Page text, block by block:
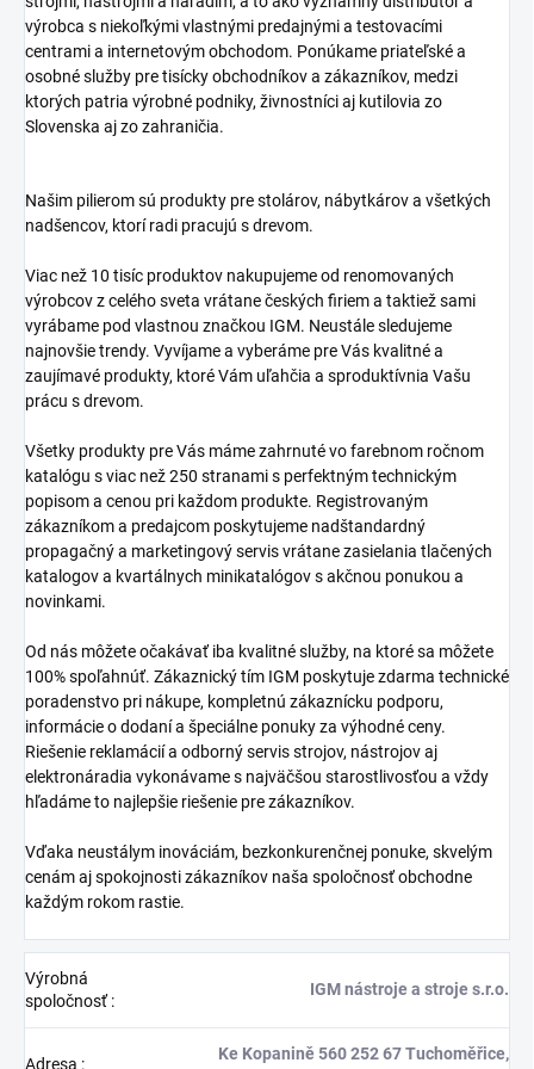
výrobca s niekoľkými vlastnými predajnými a testovacími
centrami a internetovým obchodom. Ponúkame priateľské a
osobné služby pre tisícky obchodníkov a zákazníkov, medzi
ktorých patria výrobné podniky, živnostníci aj kutilovia zo
Slovenska aj zo zahraničia.
Našim pilierom sú produkty pre stolárov, nábytkárov a všetkých
nadšencov, ktorí radi pracujú s drevom.
Viac než 10 tisíc produktov nakupujeme od renomovaných
výrobcov z celého sveta vrátane českých firiem a taktiež sami
vyrábame pod vlastnou značkou IGM. Neustále sledujeme
najnovšie trendy. Vyvíjame a vyberáme pre Vás kvalitné a
zaujímavé produkty, ktoré Vám uľahčia a sproduktívnia Vašu
prácu s drevom.
Všetky produkty pre Vás máme zahrnuté vo farebnom ročnom
katalógu s viac než 250 stranami s perfektným technickým
popisom a cenou pri každom produkte. Registrovaným
zákazníkom a predajcom poskytujeme nadštandardný
propagačný a marketingový servis vrátane zasielania tlačených
katalogov a kvartálnych minikatalógov s akčnou ponukou a
novinkami.
Od nás môžete očakávať iba kvalitné služby, na ktoré sa môžete
100% spoľahnúť. Zákaznický tím IGM poskytuje zdarma technické
poradenstvo pri nákupe, kompletnú zákaznícku podporu,
informácie o dodaní a špeciálne ponuky za výhodné ceny.
Riešenie reklamácií a odborný servis strojov, nástrojov aj
elektronáradia vykonávame s najväčšou starostlivosťou a vždy
hľadáme to najlepšie riešenie pre zákazníkov.
Vďaka neustálym inováciám, bezkonkurenčnej ponuke, skvelým
cenám aj spokojnosti zákazníkov naša spoločnosť obchodne
každým rokom rastie.
Výrobná
spoločnosť:
IGM nástroje a stroje s.r.o.
Adresa :
Ke Kopanině 560 252 67 Tuchoměřice,